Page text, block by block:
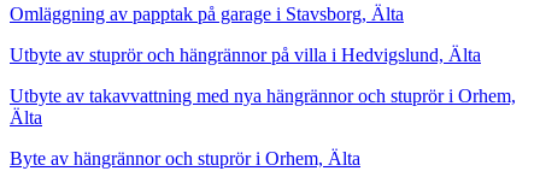
Omläggning av papptak på garage i Stavsborg, Älta
Utbyte av stuprör och hängrännor på villa i Hedvigslund, Älta
Utbyte av takavvattning med nya hängrännor och stuprör i Orhem,
Älta
Byte av hängrännor och stuprör i Orhem, Älta